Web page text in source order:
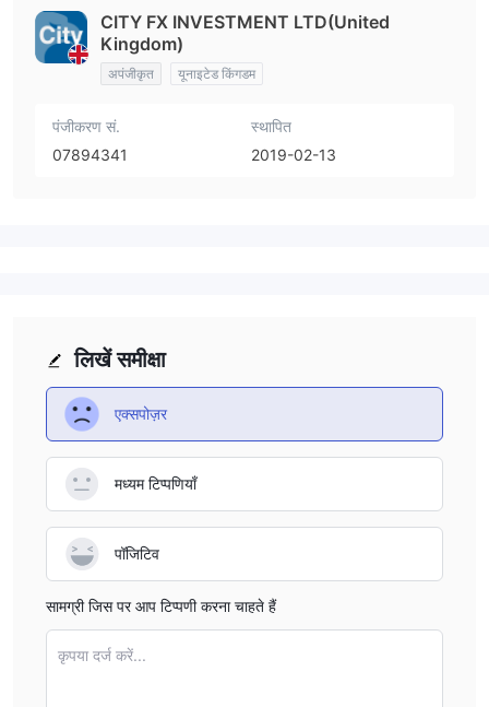
CITY FX INVESTMENT LTD(United
Kingdom)
अपंजीकृत यूनाइटेड किंगडम
पंजीकरण सं.
07894341
स्थापित
2019-02-13
लिखें समीक्षा
एक्सपोज़र
मध्यम टिप्पणियाँ
पॉजिटिव
सामग्री जिस पर आप टिप्पणी करना चाहते हैं
कृपया दर्ज करें...